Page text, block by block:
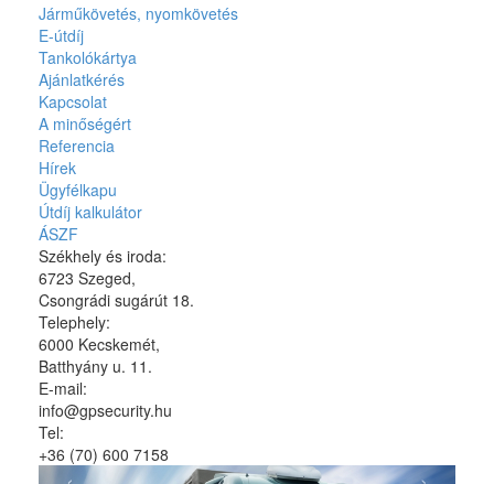
Járműkövetés, nyomkövetés
E-útdíj
Tankolókártya
Ajánlatkérés
Kapcsolat
A minőségért
Referencia
Hírek
Ügyfélkapu
Útdíj kalkulátor
ÁSZF
Székhely és iroda:
6723 Szeged,
Csongrádi sugárút 18.
Telephely:
6000 Kecskemét,
Batthyány u. 11.
E-mail:
info@gpsecurity.hu
Tel:
+36 (70) 600 7158